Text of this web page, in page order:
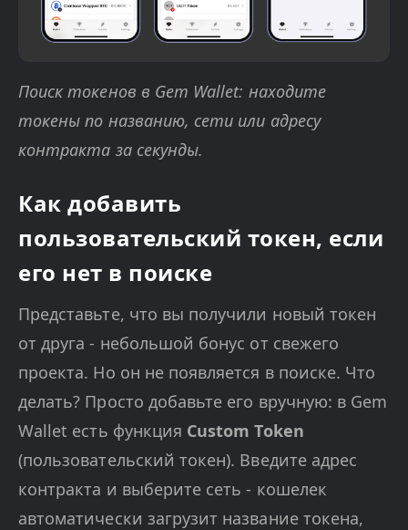
Поиск токенов в Gem Wallet: находите
токены по названию, сети или адресу
контракта за секунды.
Как добавить
пользовательский токен, если
его нет в поиске
Представьте, что вы получили новый токен
от друга - небольшой бонус от свежего
проекта. Но он не появляется в поиске. Что
делать? Просто добавьте его вручную: в Gem
Wallet есть функция Custom Token
(пользовательский токен). Введите адрес
контракта и выберите сеть - кошелек
автоматически загрузит название токена,